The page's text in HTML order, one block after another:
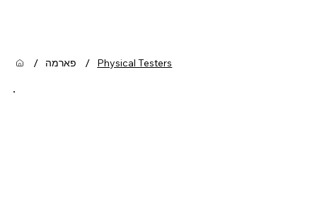
/ פארמה / Physical Testers